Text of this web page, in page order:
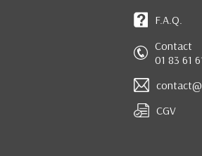
F.A.Q.
Contact
01 83 61
CGV